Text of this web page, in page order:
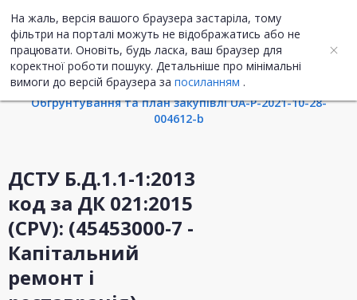
На жаль, версія вашого браузера застаріла, тому
фільтри на порталі можуть не відображатись або не
працювати. Оновіть, будь ласка, ваш браузер для
коректної роботи пошуку. Детальніше про мінімальні
вимоги до версій браузера за посиланням .
UA ENG
Інформація про закупівлю
Обгрунтування та план закупівлі UA-P-2021-10-28-
004612-b
ДСТУ Б.Д.1.1-1:2013
код за ДК 021:2015
(CPV): (45453000-7 -
Капітальний
ремонт і